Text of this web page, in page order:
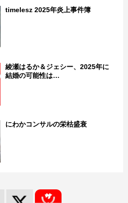
timelesz 2025年炎上事件簿
綾瀬はるか＆ジェシー、2025年に
結婚の可能性は…
にわかコンサルの栄枯盛衰